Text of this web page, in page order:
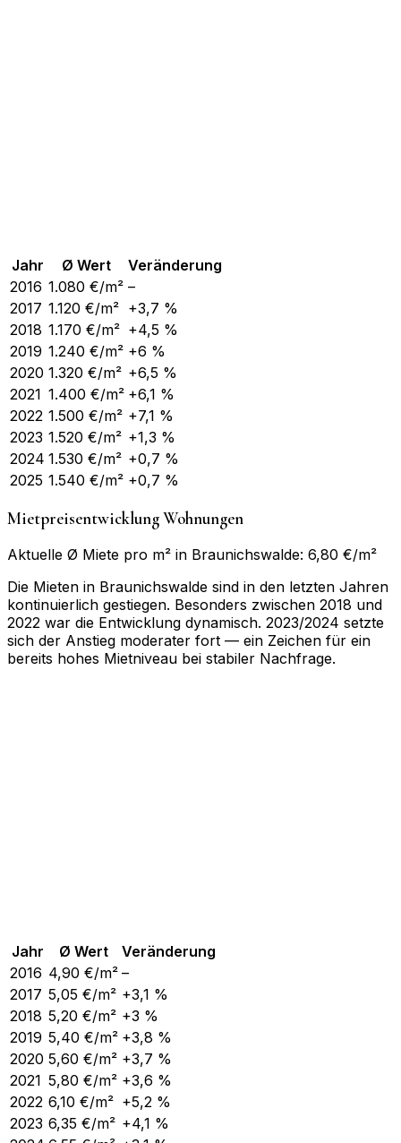
Jahr Ø Wert
Veränderung
2016 1.080 €/m² –
2017 1.120 €/m² +3,7 %
2018 1.170 €/m² +4,5 %
2019 1.240 €/m² +6 %
2020 1.320 €/m² +6,5 %
2021 1.400 €/m² +6,1 %
2022 1.500 €/m² +7,1 %
2023 1.520 €/m² +1,3 %
2024 1.530 €/m² +0,7 %
2025 1.540 €/m² +0,7 %
Mietpreisentwicklung Wohnungen
Aktuelle Ø Miete pro m² in Braunichswalde: 6,80 €/m²
Die Mieten in Braunichswalde sind in den letzten Jahren
kontinuierlich gestiegen. Besonders zwischen 2018 und
2022 war die Entwicklung dynamisch. 2023/2024 setzte
sich der Anstieg moderater fort — ein Zeichen für ein
bereits hohes Mietniveau bei stabiler Nachfrage.
Jahr Ø Wert
Veränderung
2016 4,90 €/m² –
2017 5,05 €/m² +3,1 %
2018 5,20 €/m² +3 %
2019 5,40 €/m² +3,8 %
2020 5,60 €/m² +3,7 %
2021 5,80 €/m² +3,6 %
2022 6,10 €/m² +5,2 %
2023 6,35 €/m² +4,1 %